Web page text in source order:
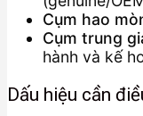
Cụm hao
Cụm trung
hành và kế
Dấu hiệu cần